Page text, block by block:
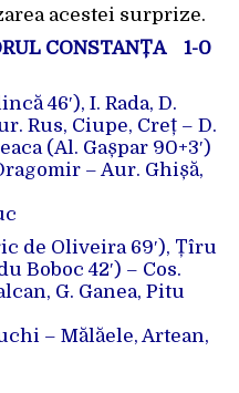
acestei surprize.
CONSTANȚA 1-0
46′), I. Rada, D.
Rus, Ciupe, Creț – D.
(Al. Gașpar 90+3′)
– Aur. Ghișă,
de Oliveira 69′), Țîru
Boboc 42′) – Cos.
G. Ganea, Pitu
– Mălăele, Artean,